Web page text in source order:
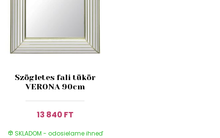
Szögletes fali tükör
VERONA 90cm
13 840 FT
SKLADOM - odosielame ihneď